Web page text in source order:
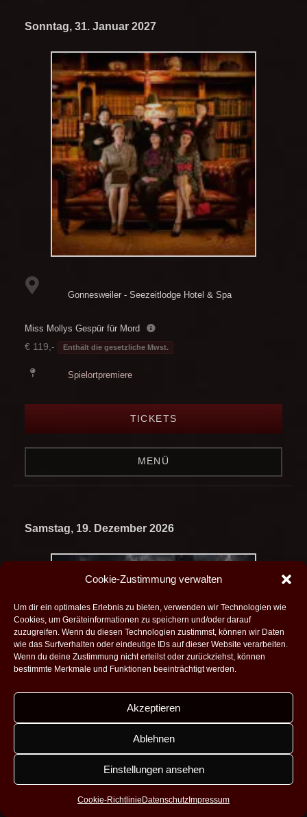
Cookie-Zustimmung verwalten
Um dir ein optimales Erlebnis zu bieten, verwenden wir Technologien wie
Cookies, um Geräteinformationen zu speichern und/oder darauf
zuzugreifen. Wenn du diesen Technologien zustimmst, können wir Daten
wie das Surfverhalten oder eindeutige IDs auf dieser Website verarbeiten.
Wenn du deine Zustimmung nicht erteilst oder zurückziehst, können
bestimmte Merkmale und Funktionen beeinträchtigt werden.
Akzeptieren
Ablehnen
Einstellungen ansehen
Cookie-Richtlinie Datenschutz Impressum
Sonntag, 31. Januar 2027
Gonnesweiler - Seezeitlodge Hotel & Spa
Miss Mollys Gespür für Mord
€ 119,- Enthält die gesetzliche Mwst.
Spielortpremiere
TICKETS
MENÜ
Samstag, 19. Dezember 2026
Blieskastel - Annahof